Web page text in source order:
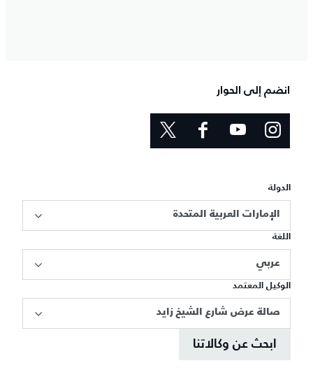
انضم إلى الحوار
الدولة
الإمارات العربية المتحدة
اللغة
عربي
الوكيل المعتمد
صالة عرض شارع الشيخ زايد
ابحث عن وكالاتنا